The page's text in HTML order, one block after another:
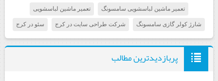
تعمیر ماشین لباسشویی سامسونگ تعمیر ماشین لباسشویی
شارژ کولر گازی سامسونگ شرکت طراحی سایت در کرج سئو در کرج
پربازديدترين مطالب